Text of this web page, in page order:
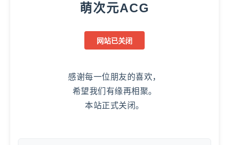
萌次元ACG
网站已关闭
感谢每一位朋友的喜欢，
希望我们有缘再相聚。
本站正式关闭。